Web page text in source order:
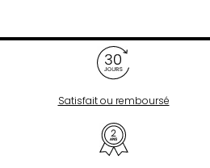
Satisfait ou remboursé